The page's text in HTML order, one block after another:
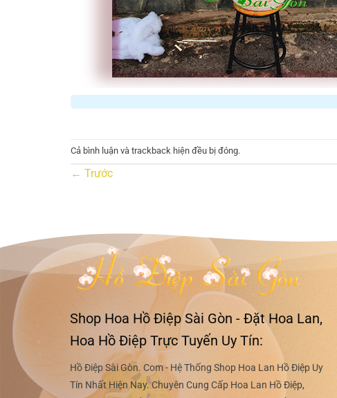
Cả bình luận và trackback hiện đều bị đóng.
← Trước
Shop Hoa Hồ Điệp Sài Gòn - Đặt Hoa Lan,
Hoa Hồ Điệp Trực Tuyến Uy Tín:
Hồ Điệp Sài Gòn. Com - Hệ Thống Shop Hoa Lan Hồ Điệp Uy
Tín Nhất Hiện Nay. Chuyên Cung Cấp Hoa Lan Hồ Điệp,